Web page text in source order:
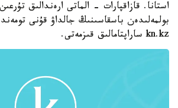
استانا. قازاقپارات - الماتى ارەندالىق
بولمەلىدەن باسقاسىنىڭ جالداۋ قۇنى
kn.kz ساراپتامالىق قىزمەتى.